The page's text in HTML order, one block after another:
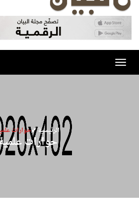
Toggle
navigation
الرئيسية حوارات علمية
حوارات علمية